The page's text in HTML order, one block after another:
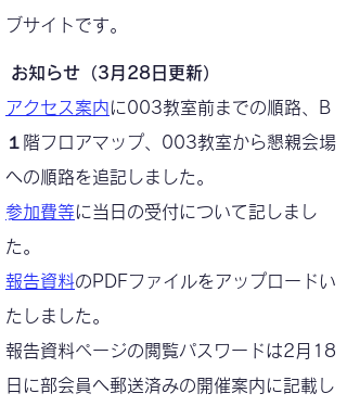
ブサイトです。
お知らせ（3月28日更新）
アクセス案内に003教室前までの順路、B
１階フロアマップ、003教室から懇親会場
への順路を追記しました。​
​参加費等に当日の受付について記しまし
た。
報告資料のPDFファイルをアップロードい
たしました。
報告資料ページの閲覧パスワードは2月18
日に部会員へ郵送済みの開催案内に記載し